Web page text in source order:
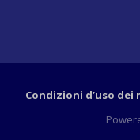
Condizioni d’uso dei